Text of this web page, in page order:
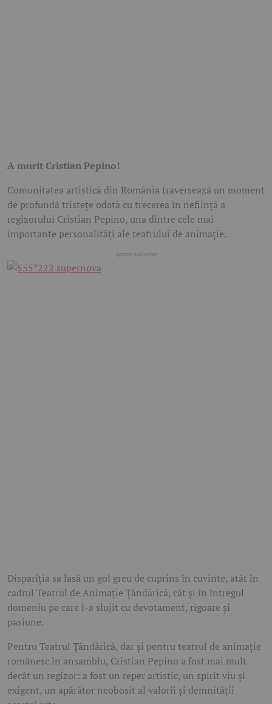
A murit Cristian Pepino!
Comunitatea artistică din România traversează un moment
de profundă tristețe odată cu trecerea în neființă a
regizorului Cristian Pepino, una dintre cele mai
importante personalități ale teatrului de animație.
Dispariția sa lasă un gol greu de cuprins în cuvinte, atât în
cadrul Teatrul de Animație Țăndărică, cât și în întregul
domeniu pe care l-a slujit cu devotament, rigoare și
pasiune.
Pentru Teatrul Țăndărică, dar și pentru teatrul de animație
românesc în ansamblu, Cristian Pepino a fost mai mult
decât un regizor: a fost un reper artistic, un spirit viu și
exigent, un apărător neobosit al valorii și demnității